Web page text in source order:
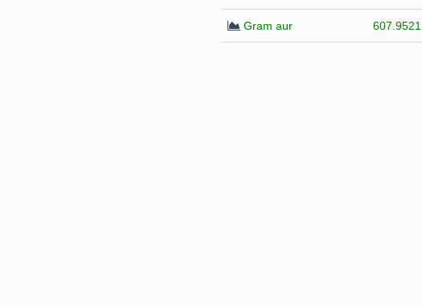
Gram aur 607.9521